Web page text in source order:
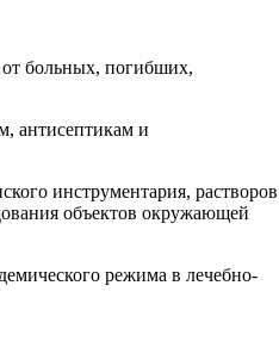
больных, погибших,
антисептикам и
инструментария, растворов
объектов окружающей
режима в лечебно-